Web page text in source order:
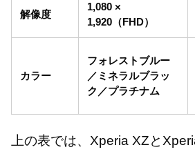
解像度
1,080 ×
1,920（FHD）
カラー
フォレストブルー
／ミネラルブラッ
ク／プラチナム
上の表では、Xperia XZと